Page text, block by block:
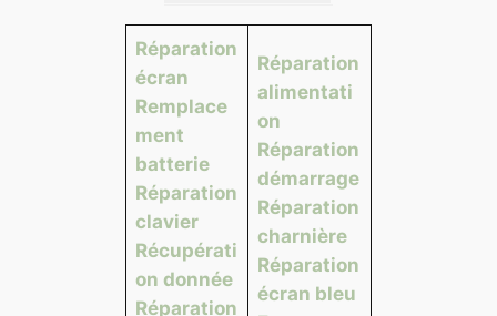
Réparation
écran
Remplace
ment
batterie
Réparation
clavier
Récupérati
on donnée
Réparation
Réparation
alimentati
on
Réparation
démarrage
Réparation
charnière
Réparation
écran bleu